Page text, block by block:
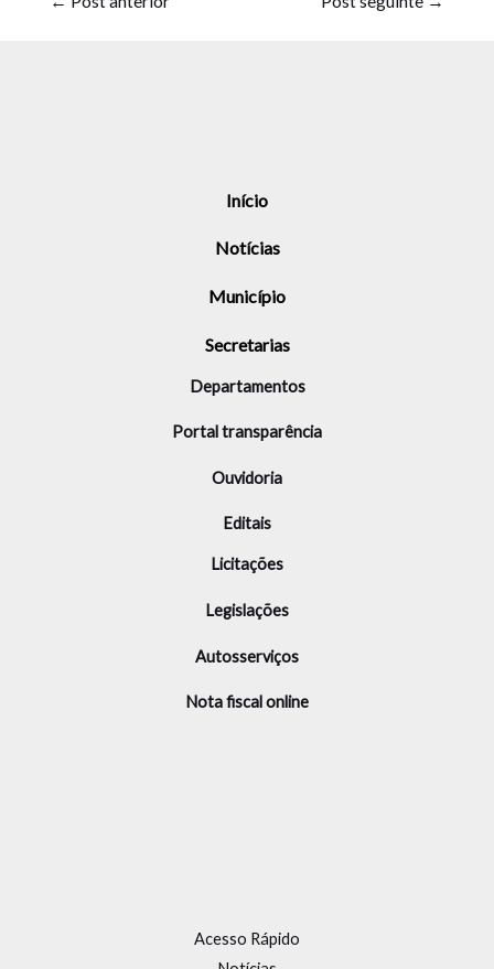
Início
Notícias
Município
Secretarias
Departamentos
Portal transparência
Ouvidoria
Editais
Licitações
Legislações
Autosserviços
Nota fiscal online
Acesso Rápido